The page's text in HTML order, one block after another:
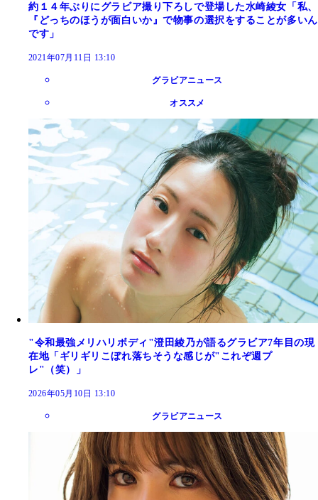
約１４年ぶりにグラビア撮り下ろしで登場した水崎綾女「私、
『どっちのほうが面白いか』で物事の選択をすることが多いん
です」
2021年07月11日 13:10
グラビアニュース
オススメ
"令和最強メリハリボディ"澄田綾乃が語るグラビア7年目の現
在地「ギリギリこぼれ落ちそうな感じが"これぞ週プ
レ"（笑）」
2026年05月10日 13:10
グラビアニュース